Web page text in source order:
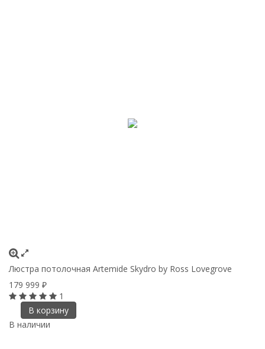
Люстра потолочная Artemide Skydro by Ross Lovegrove
179 999 ₽
1
В корзину
В наличии